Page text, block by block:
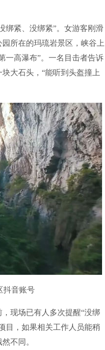
紧、没绑紧”。女游客刚滑
所在的玛琉岩景区，峡谷上
一高瀑布”。一名目击者告诉
大石头，“能听到头盔撞上
抖音账号
现场已有人多次提醒“没绑
目，如果相关工作人员能稍
不同。